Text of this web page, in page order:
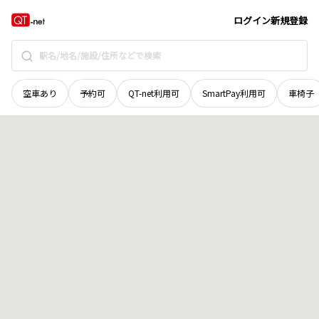
ログイン新規登録
空車あり 予約可 QT-net利用可 SmartPay利用可 車椅子
富山県